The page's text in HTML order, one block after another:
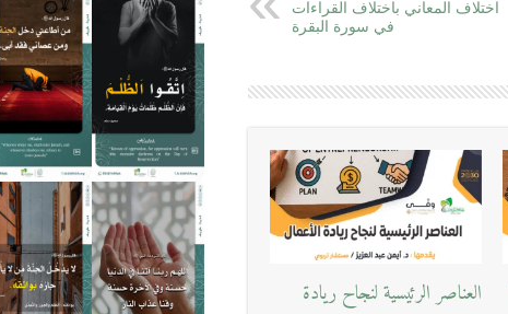
اختلاف المعاني باختلاف القراءات
في سورة البقرة
العناصر الرئيسية لنجاح ريادة